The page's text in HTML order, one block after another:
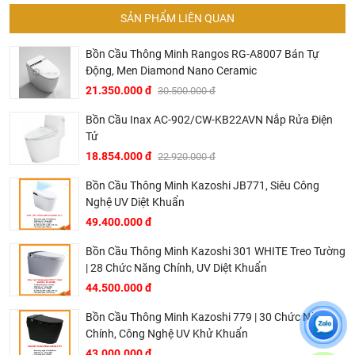
Nắp rửa điện tử INAX CW-KB22AVN
Vòi phun rửa và vòi phun dùng riêng cho phụ nữ
6 mức điều chỉnh nhiệt độ nước
Siêu tiết kiệm điện- 6 mức điều chỉnh nhiệt độ bệ ngồi
ion Ag+ ngăn chặn sự phát triển của vi lhuaanr, đạt tiêu
chuẩn ISO 22.196SIAA về hiệu quả kháng khuẩn (chỉ bệ
ngồi)
Saniclean: Chức năng phun rửa tự động
Rearclean: Cung cấp nước ấm cho cảm giác dễ chịu
thoải mái
Oscilating: Đầu vòi phun hoạt động tịnh tiến trong khi sử
dụng cho diện tích phun rửa rộng hơn
Freashup: Mùi hôi được hút và khử thông qua màng lọc
carbon để tạo nên bầu không khí trong lành cho phòng vệ
sinh
SẢN PHẨM LIÊN QUAN
Bồn Cầu Thông Minh Rangos RG-A8007 Bán Tự
Động, Men Diamond Nano Ceramic
21.350.000 đ 30.500.000 đ
Bồn Cầu Inax AC-902/CW-KB22AVN Nắp Rửa Điện
Tử
18.854.000 đ 22.920.000 đ
Bồn Cầu Thông Minh Kazoshi JB771, Siêu Công
Nghệ UV Diệt Khuẩn
49.400.000 đ
Bồn Cầu Thông Minh Kazoshi 301 WHITE Treo Tường
| 28 Chức Năng Chính, UV Diệt Khuẩn
44.500.000 đ
Bồn Cầu Thông Minh Kazoshi 779 | 30 Chức Năng
Chính, Công Nghệ UV Khử Khuẩn